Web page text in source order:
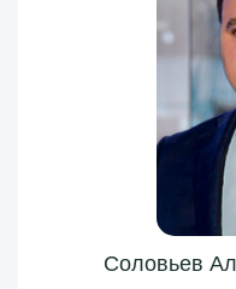
Соловьев